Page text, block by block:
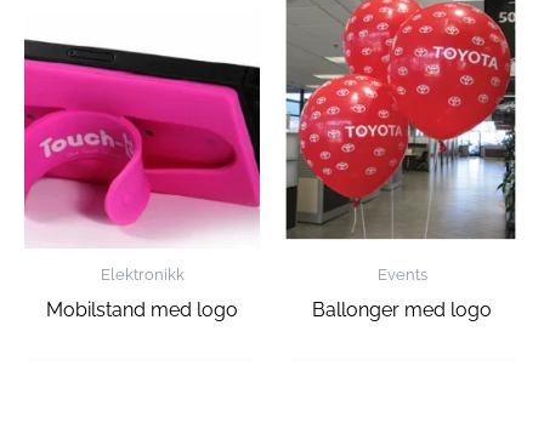
Elektronikk
Mobilstand med logo
Events
Ballonger med logo